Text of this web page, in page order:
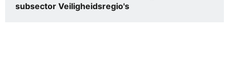
subsector Veiligheidsregio's